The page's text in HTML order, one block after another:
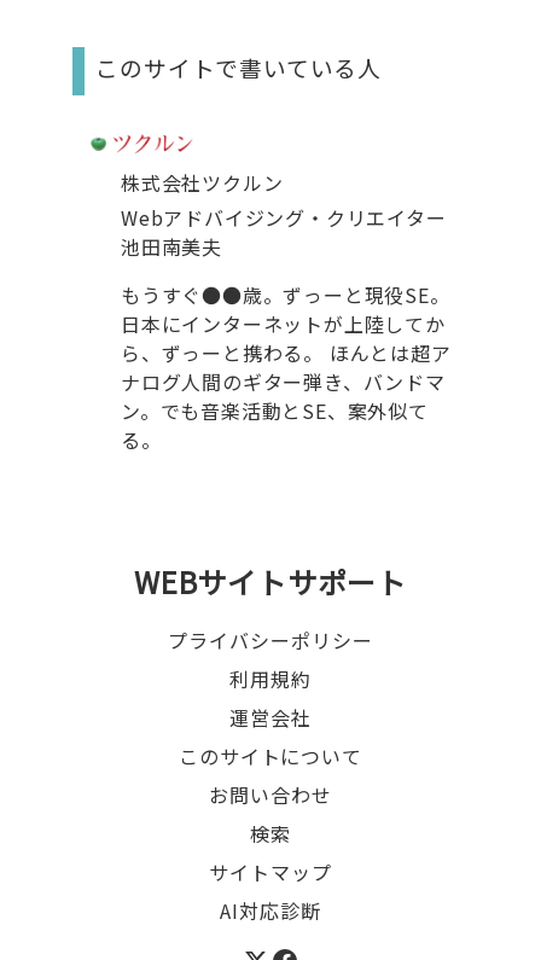
このサイトで書いている人
株式会社ツクルン
Webアドバイジング・クリエイター
池田南美夫
もうすぐ●●歳。ずっーと現役SE。
日本にインターネットが上陸してか
ら、ずっーと携わる。 ほんとは超ア
ナログ人間のギター弾き、バンドマ
ン。でも音楽活動とSE、案外似て
る。
WEBサイトサポート
プライバシーポリシー
利用規約
運営会社
このサイトについて
お問い合わせ
検索
サイトマップ
AI対応診断